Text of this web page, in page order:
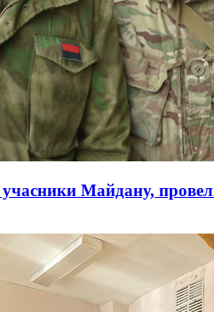
Майдану, провели